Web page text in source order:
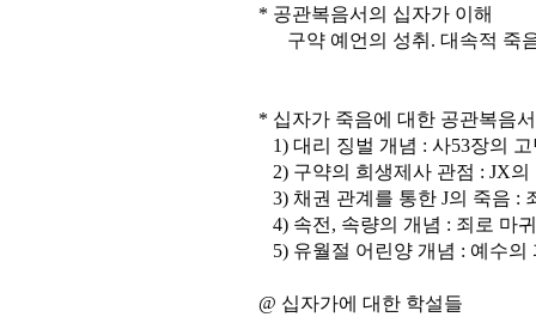
* 공관복음서의 십자가 이해
구약 예언의 성취. 대속적 죽
* 십자가 죽음에 대한 공관복음
1) 대리 징벌 개념 : 사53장의
2) 구약의 희생제사 관점 : JX
3) 채권 관계를 통한 J의 죽음 :
4) 속전, 속량의 개념 : 죄로 마
5) 유월절 어린양 개념 : 예수의
@ 십자가에 대한 학설들